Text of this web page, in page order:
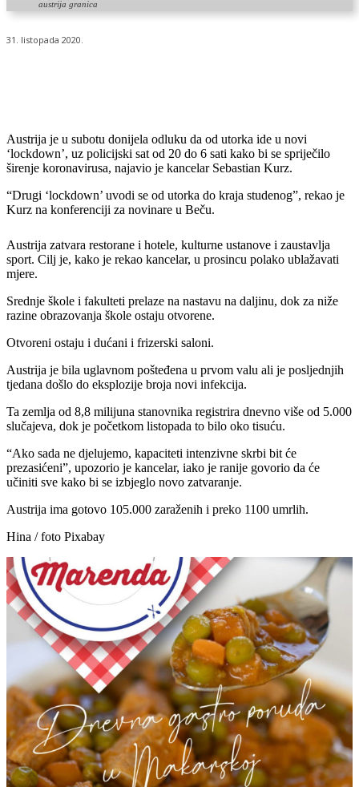
austrija granica
31. listopada 2020.
Austrija je u subotu donijela odluku da od utorka ide u novi
‘lockdown’, uz policijski sat od 20 do 6 sati kako bi se spriječilo
širenje koronavirusa, najavio je kancelar Sebastian Kurz.
“Drugi ‘lockdown’ uvodi se od utorka do kraja studenog”, rekao je
Kurz na konferenciji za novinare u Beču.
Austrija zatvara restorane i hotele, kulturne ustanove i zaustavlja
sport. Cilj je, kako je rekao kancelar, u prosincu polako ublažavati
mjere.
Srednje škole i fakulteti prelaze na nastavu na daljinu, dok za niže
razine obrazovanja škole ostaju otvorene.
Otvoreni ostaju i dućani i frizerski saloni.
Austrija je bila uglavnom pošteđena u prvom valu ali je posljednjih
tjedana došlo do eksplozije broja novi infekcija.
Ta zemlja od 8,8 milijuna stanovnika registrira dnevno više od 5.000
slučajeva, dok je početkom listopada to bilo oko tisuću.
“Ako sada ne djelujemo, kapaciteti intenzivne skrbi bit će
prezasićeni”, upozorio je kancelar, iako je ranije govorio da će
učiniti sve kako bi se izbjeglo novo zatvaranje.
Austrija ima gotovo 105.000 zaraženih i preko 1100 umrlih.
Hina / foto Pixabay